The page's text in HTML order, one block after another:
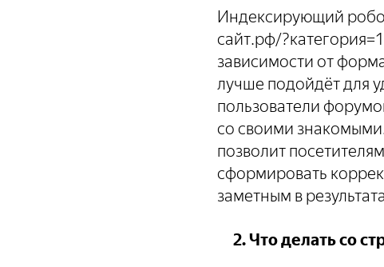
Индексирующий
сайт.рф/
зависимости от
лучше подойдёт для
пользователи
со своими
позволит
сформировать
заметным в
2. Что делать со